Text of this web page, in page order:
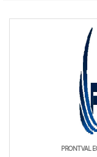
PRONTVAL